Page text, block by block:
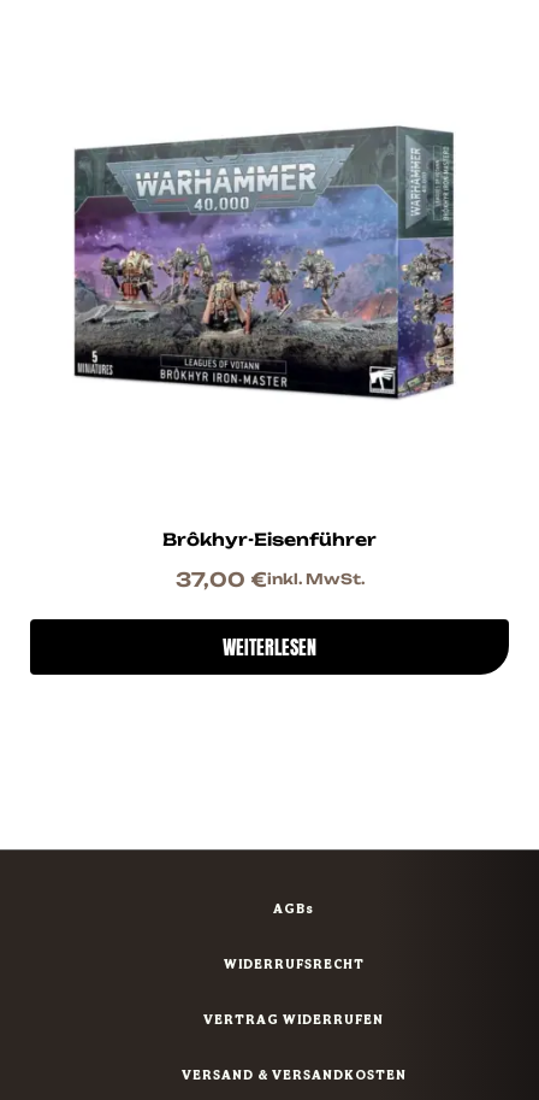
Brôkhyr-Eisenführer
37,00 €inkl. MwSt.
WEITERLESEN
AGBs
WIDERRUFSRECHT
VERTRAG WIDERRUFEN
VERSAND & VERSANDKOSTEN